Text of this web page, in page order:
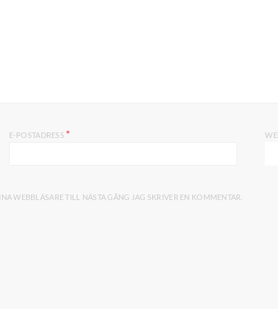
E-POSTADRESS *
WEBBLÄSARE TILL NÄSTA GÅNG JAG SKRIVER EN KOMMENTAR.